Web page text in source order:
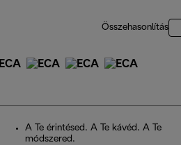
Összehasonlítás
A Te érintésed. A Te kávéd. A Te
módszered.